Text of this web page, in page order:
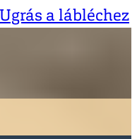
Ugrás a lábléchez